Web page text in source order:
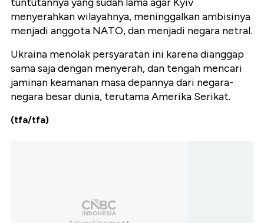
menyerahkan wilayahnya, meninggalkan ambisinya
menjadi anggota NATO, dan menjadi negara netral.
Ukraina menolak persyaratan ini karena dianggap
sama saja dengan menyerah, dan tengah mencari
jaminan keamanan masa depannya dari negara-
negara besar dunia, terutama Amerika Serikat.
(tfa/tfa)